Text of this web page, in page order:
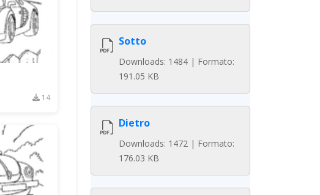
14
Sotto
Downloads: 1484 | Formato:
191.05 KB
Dietro
Downloads: 1472 | Formato:
176.03 KB